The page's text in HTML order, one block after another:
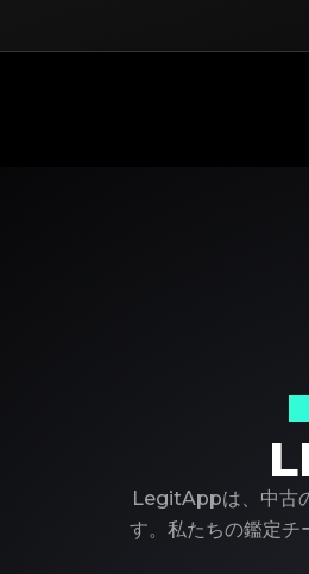
LegitAppは、中古
す。私たちの鑑定チ